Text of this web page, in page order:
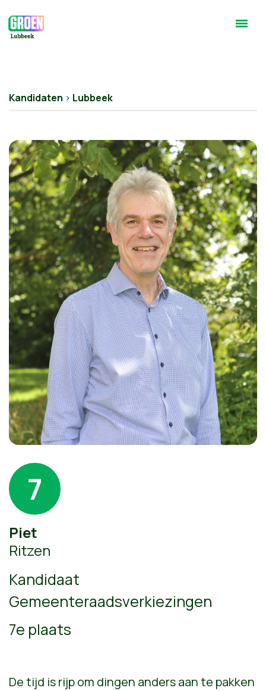
Kandidaten > Lubbeek
7
Piet
Ritzen
Kandidaat
Gemeenteraadsverkiezingen
7e plaats
De tijd is rijp om dingen anders aan te pakken